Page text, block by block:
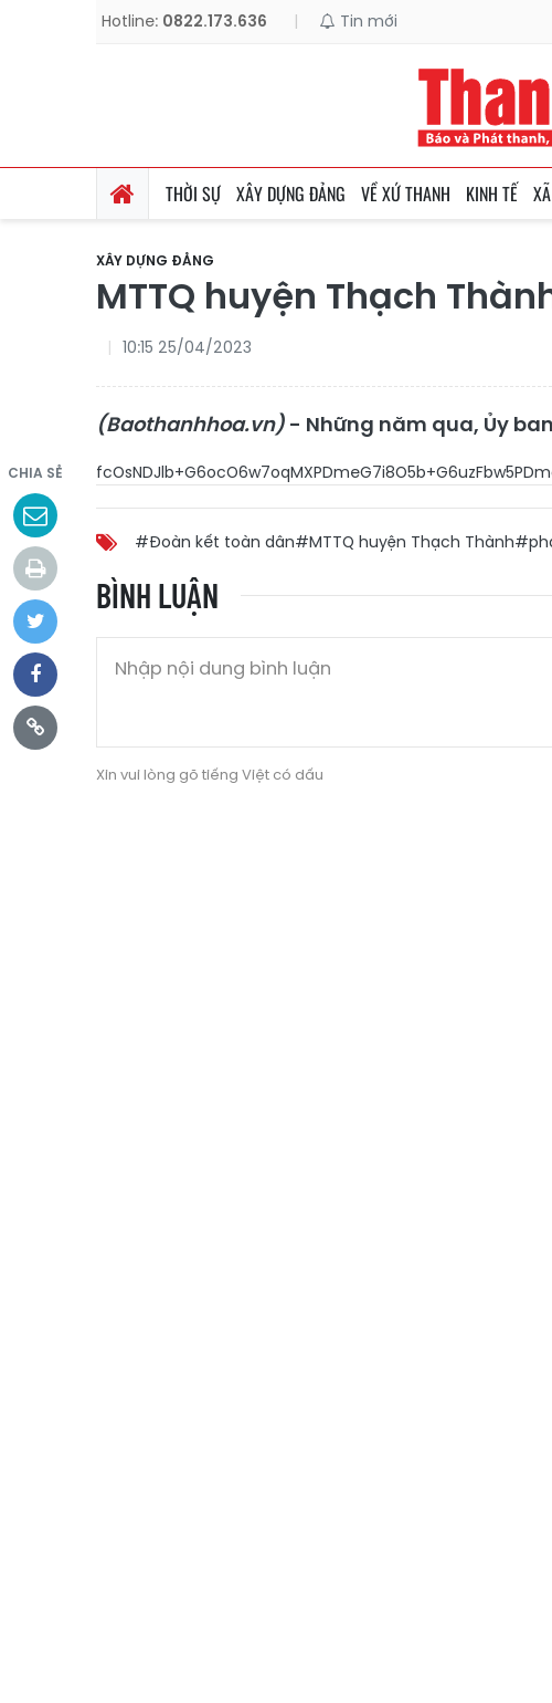
Hotline: 0822.173.636 | Tin mới
THỜI SỰ XÂY DỰNG ĐẢNG VỀ XỨ THANH KINH TẾ
XÂY DỰNG ĐẢNG
MTTQ huyện Thạch
10:15 25/04/2023
(Baothanhhoa.vn) - Những năm qua, Ủy
CHIA SẺ
#Đoàn kết toàn dân#MTTQ huyện Thạch Thành
BÌNH LUẬN
Xin vui lòng gõ tiếng Việt có dấu